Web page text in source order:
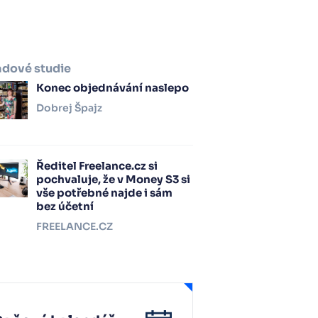
studie
Konec objednávání naslepo
Dobrej Špajz
Ředitel Freelance.cz si
pochvaluje, že v Money S3 si
vše potřebné najde i sám
bez účetní
FREELANCE.CZ